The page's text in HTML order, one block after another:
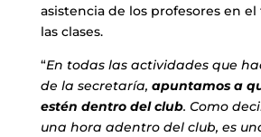
asistencia de los profesores en el
las clases.
“En todas las actividades que
de la secretaría, apuntamos a
estén dentro del club. Como
una hora adentro del club, es